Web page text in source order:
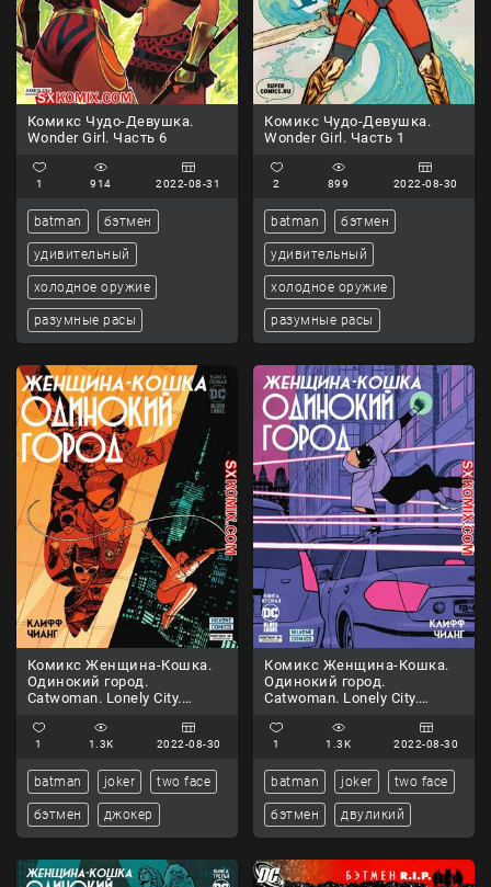
Комикс Чудо-Девушка.
Wonder Girl. Часть 6
1 914 2022-08-31
batman бэтмен
удивительный
холодное оружие
разумные расы
Комикс Чудо-Девушка.
Wonder Girl. Часть 1
2 899 2022-08-30
batman бэтмен
удивительный
холодное оружие
разумные расы
Комикс Женщина-Кошка.
Одинокий город.
Catwoman. Lonely City.
1 1.3K 2022-08-30
batman joker two face
бэтмен джокер
Комикс Женщина-Кошка.
Одинокий город.
Catwoman. Lonely City.
1 1.3K 2022-08-30
batman joker two face
бэтмен двуликий